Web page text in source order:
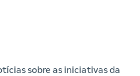
sobre as iniciativas da